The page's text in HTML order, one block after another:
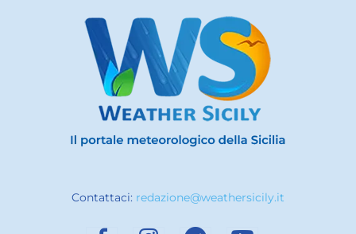
Contattaci: redazione@weathersicily.it